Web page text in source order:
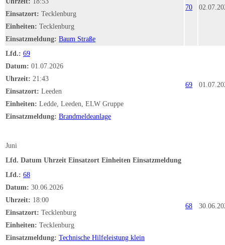
Einsatzort: Tecklenburg
Einheiten: Tecklenburg
Einsatzmeldung: Baum Straße
70
Lfd.: 69
Datum: 01.07.2026
Uhrzeit: 21:43
Einsatzort: Leeden
Einheiten: Ledde, Leeden, ELW Gruppe
Einsatzmeldung: Brandmeldeanlage
69
Juni
Lfd. Datum Uhrzeit Einsatzort Einheiten Einsatzmeldung
Lfd.: 68
Datum: 30.06.2026
Uhrzeit: 18:00
Einsatzort: Tecklenburg
Einheiten: Tecklenburg
Einsatzmeldung: Technische Hilfeleistung klein
68